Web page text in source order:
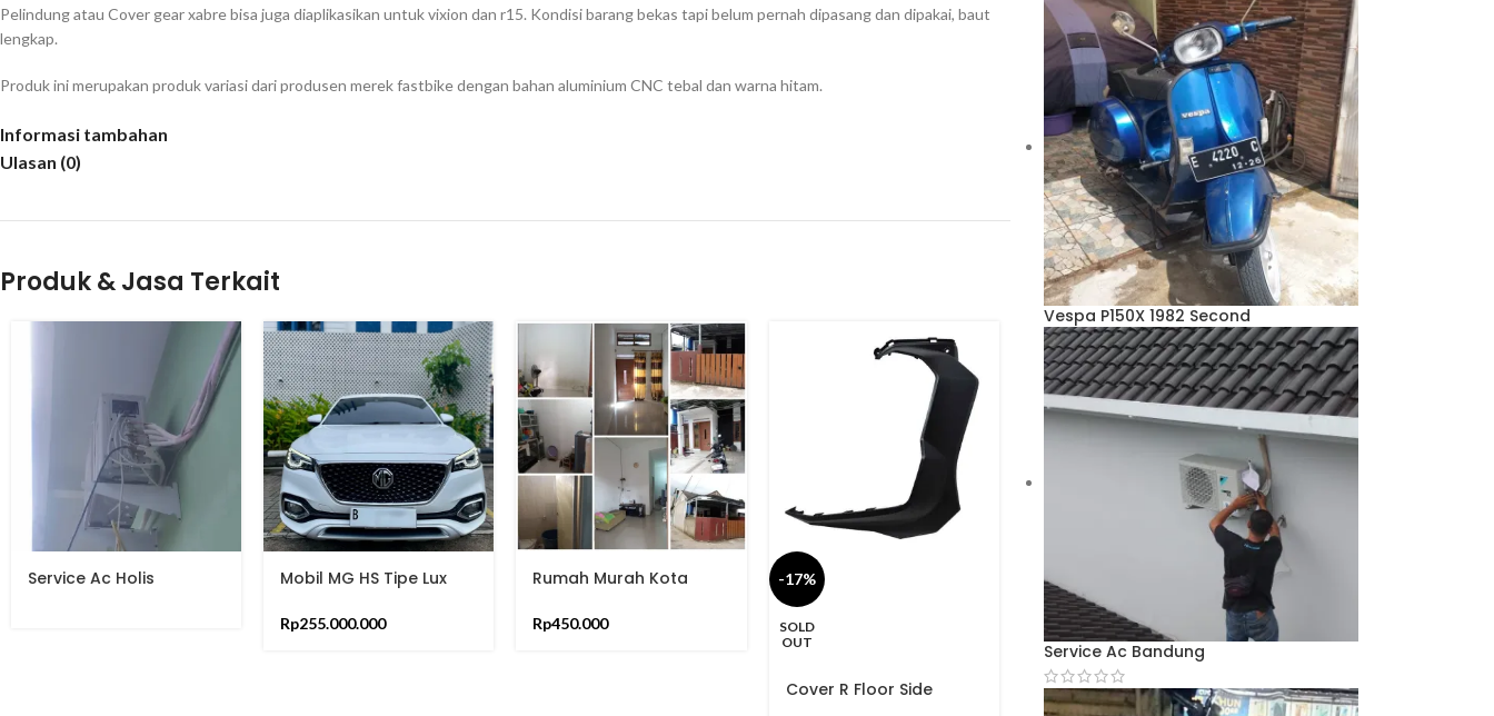
Pelindung atau Cover gear xabre bisa juga diaplikasikan untuk vixion dan r15. Kondisi barang bekas tapi belum pernah dipasang dan dipakai, baut
lengkap.
Produk ini merupakan produk variasi dari produsen merek fastbike dengan bahan aluminium CNC tebal dan warna hitam.
Informasi tambahan
Ulasan (0)
Produk & Jasa Terkait
Service Ac Holis
Mobil MG HS Tipe Lux
Rp255.000.000
Rumah Murah Kota
Rp450.000
-17%
SOLD
OUT
Cover R Floor Side
Jasa Pengiriman
Barang Kargo
Vespa P150X 1982 Second
Service Ac Bandung